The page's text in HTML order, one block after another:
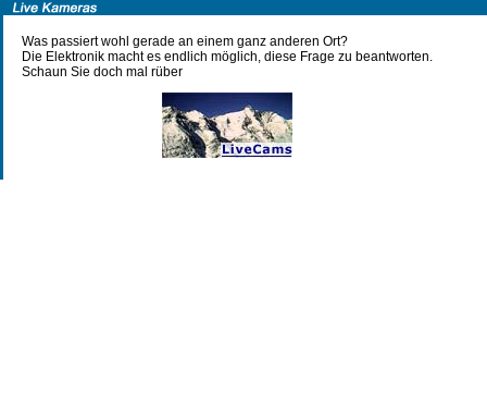
Was passiert wohl gerade an einem ganz anderen Ort?
Die Elektronik macht es endlich möglich, diese Frage zu beantworten.
Schaun Sie doch mal rüber